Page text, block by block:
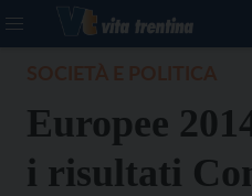
Europee
i risultati